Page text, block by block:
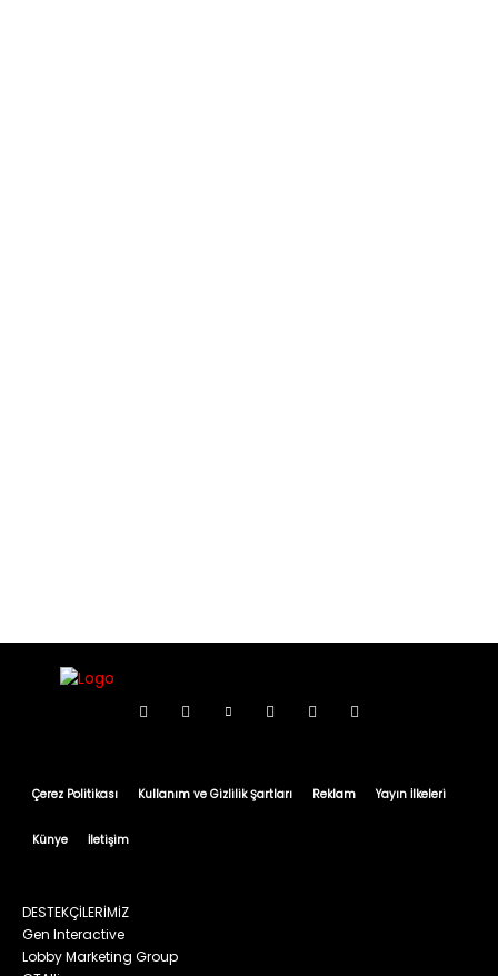
Çerez Politikası Kullanım ve Gizlilik Şartları Reklam Yayın İlkeleri
Künye İletişim
DESTEKÇİLERİMİZ
Gen Interactive
Lobby Marketing Group